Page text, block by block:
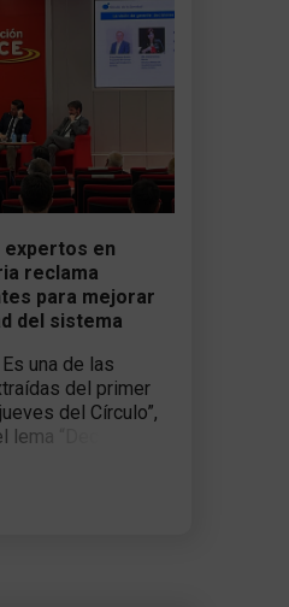
expertos en
reclama
para mejorar
del sistema
una de las
del primer
del Círculo”,
“Decidir en
futuro del sistema